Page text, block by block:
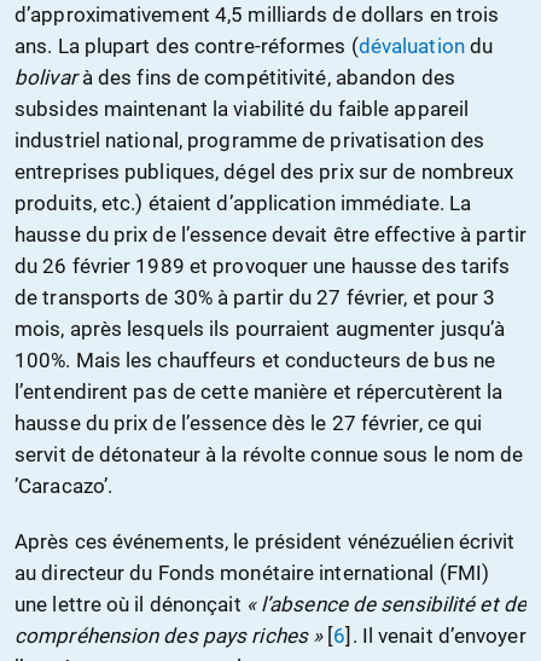
d’approximativement 4,5 milliards de dollars en trois
ans. La plupart des contre-réformes (dévaluationdu
bolivarà des fins de compétitivité, abandon des
subsides maintenant la viabilité du faible appareil
industriel national, programme de privatisation des
entreprises publiques, dégel des prix sur de nombreux
produits, etc.) étaient d’application immédiate. La
hausse du prix de l’essence devait être effective à partir
du 26 février 1989 et provoquer une hausse des tarifs
de transports de 30% à partir du 27 février, et pour 3
mois, après lesquels ils pourraient augmenter jusqu’à
100%. Mais les chauffeurs et conducteurs de bus ne
l’entendirent pas de cette manière et répercutèrent la
hausse du prix de l’essence dès le 27 février, ce qui
servit de détonateur à la révolte connue sous le nom de
’Caracazo’.
Après ces événements, le président vénézuélien écrivit
au directeur du Fonds monétaire international (FMI)
une lettre où il dénonçait « l’absence de sensibilité et de
compréhension des pays riches »[6] . Il venait d’envoyer